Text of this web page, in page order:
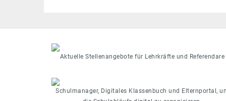
Aktuelle Stellenangebote für Lehrkräfte und Referendare
Schulmanager, Digitales Klassenbuch und Elternportal,